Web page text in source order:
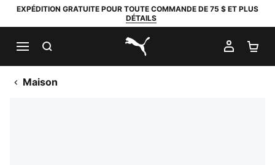
EXPÉDITION GRATUITE POUR TOUTE COMMANDE DE 75 $ ET PLUS
DÉTAILS
PUMA.com
MON
Maison